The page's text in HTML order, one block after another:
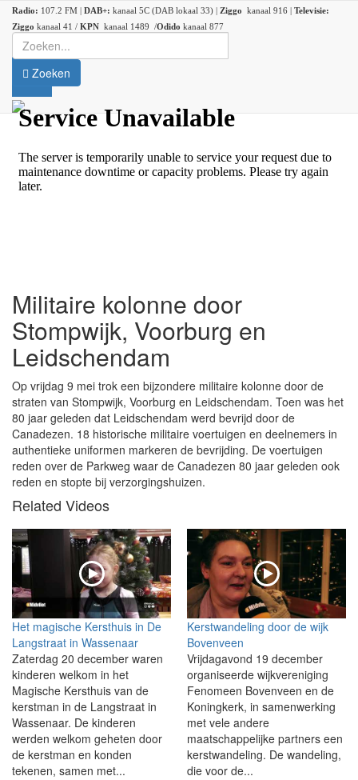
Radio: 107.2 FM | DAB+: kanaal 5C (DAB lokaal 33) | Ziggo kanaal 916 | Televisie:
Ziggo kanaal 41 / KPN kanaal 1489 /Odido kanaal 877
Zoeken
Militaire kolonne door
Stompwijk, Voorburg en
Leidschendam
Op vrijdag 9 mei trok een bijzondere militaire kolonne door de
straten van Stompwijk, Voorburg en Leidschendam. Toen was het
80 jaar geleden dat Leidschendam werd bevrijd door de
Canadezen. 18 historische militaire voertuigen en deelnemers in
authentieke uniformen markeren de bevrijding. De voertuigen
reden over de Parkweg waar de Canadezen 80 jaar geleden ook
reden en stopte bij verzorgingshuizen.
Related Videos
Het magische Kersthuis in De
Langstraat in Wassenaar
Zaterdag 20 december waren
kinderen welkom in het
Magische Kersthuis van de
kerstman in de Langstraat in
Wassenaar. De kinderen
werden welkom geheten door
de kerstman en konden
tekenen, samen met...
Kerstwandeling door de wijk
Bovenveen
Vrijdagavond 19 december
organiseerde wijkvereniging
Fenomeen Bovenveen en de
Koningkerk, in samenwerking
met vele andere
maatschappelijke partners een
kerstwandeling. De wandeling,
die voor de...